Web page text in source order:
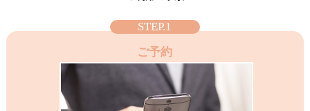
STEP.1
ご予約